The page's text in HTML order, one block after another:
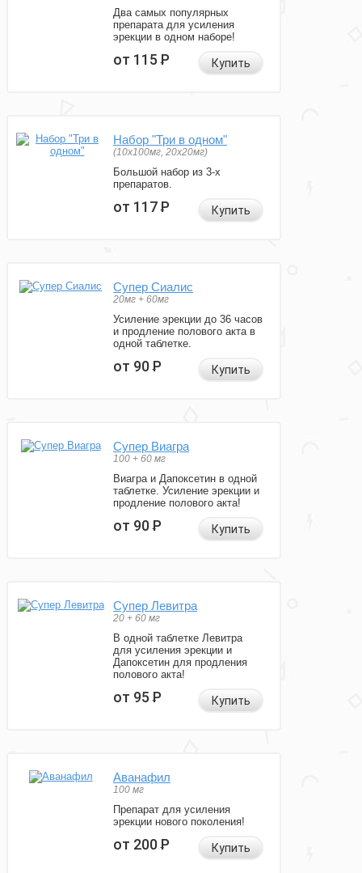
Два самых популярных
препарата для усиления
эрекции в одном наборе!
от 115Р Купить
Набор "Три в одном"
(10x100мг, 20x20мг)
Большой набор из 3-х
препаратов.
от 117Р Купить
Супер Сиалис
20мг + 60мг
Усиление эрекции до 36 часов
и продление полового акта в
одной таблетке.
от 90Р Купить
Супер Виагра
100 + 60 мг
Виагра и Дапоксетин в одной
таблетке. Усиление эрекции и
продление полового акта!
от 90Р Купить
Супер Левитра
20 + 60 мг
В одной таблетке Левитра
для усиления эрекции и
Дапоксетин для продления
полового акта!
от 95Р Купить
Аванафил
100 мг
Препарат для усиления
эрекции нового поколения!
от 200Р Купить